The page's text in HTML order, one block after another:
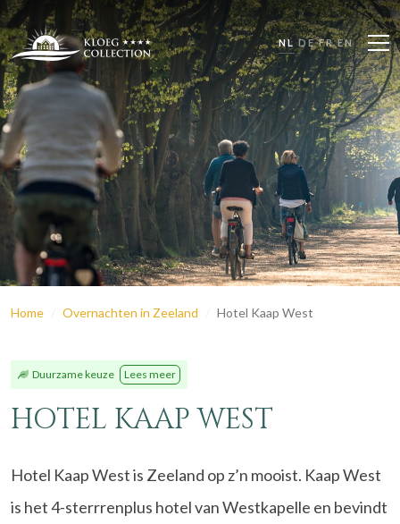
NL DE FR EN
Home Overnachten in Zeeland Hotel Kaap West
Duurzame keuze Lees meer
HOTEL KAAP WEST
Hotel Kaap West is Zeeland op z’n mooist. Kaap West
is het 4-sterrrenplus hotel van Westkapelle en bevindt